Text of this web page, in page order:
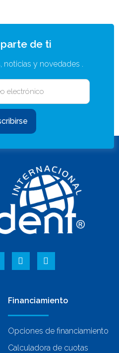
de ti
noticias y novedades .
Financiamiento
Opciones de financiamiento
Calculadora de cuotas